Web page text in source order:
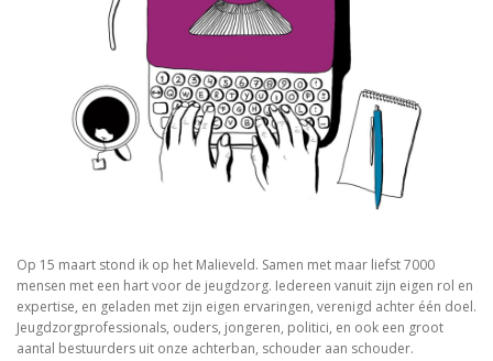
Op 15 maart stond ik op het Malieveld. Samen met maar liefst 7000
mensen met een hart voor de jeugdzorg. Iedereen vanuit zijn eigen rol en
expertise, en geladen met zijn eigen ervaringen, verenigd achter één doel.
Jeugdzorgprofessionals, ouders, jongeren, politici, en ook een groot
aantal bestuurders uit onze achterban, schouder aan schouder.